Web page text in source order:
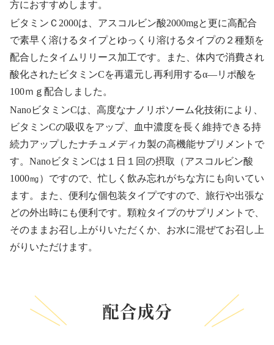
方におすすめします。
ビタミンＣ2000は、アスコルビン酸2000mgと更に高配合
で素早く溶けるタイプとゆっくり溶けるタイプの２種類を
配合したタイムリリース加工です。また、体内で消費され
酸化されたビタミンCを再還元し再利用するα―リポ酸を
100ｍｇ配合しました。
NanoビタミンCは、高度なナノリポソーム化技術により、
ビタミンCの吸収をアップ、血中濃度を長く維持できる持
続力アップしたナチュメディカ製の高機能サプリメントで
す。NanoビタミンCは１日１回の摂取（アスコルビン酸
1000㎎）ですので、忙しく飲み忘れがちな方にも向いてい
ます。また、便利な個包装タイプですので、旅行や出張な
どの外出時にも便利です。顆粒タイプのサプリメントで、
そのままお召し上がりいただくか、お水に混ぜてお召し上
がりいただけます。